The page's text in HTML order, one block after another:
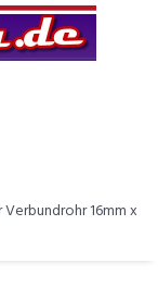
16mm x